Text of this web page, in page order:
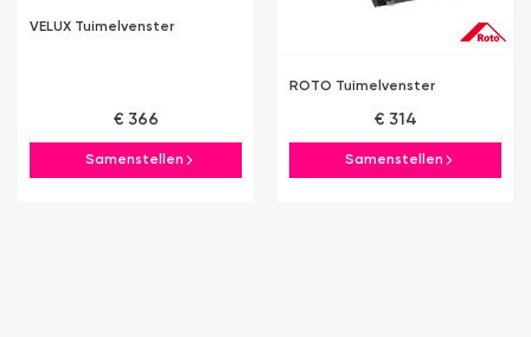
VELUX Tuimelvenster
€ 366
Samenstellen
ROTO Tuimelvenster
€ 314
Samenstellen